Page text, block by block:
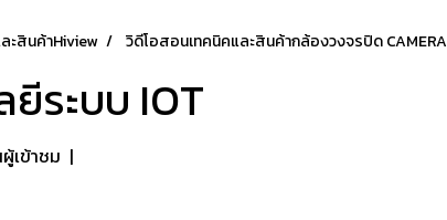
ะสินค้าHiview วิดีโอสอนเทคนิคและสินค้ากล้องวงจรปิด CAMERA
ยีระบบ IOT
เข้าชม |